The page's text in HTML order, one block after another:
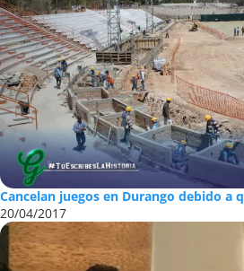
Cancelan juegos en Durango debido a
20/04/2017